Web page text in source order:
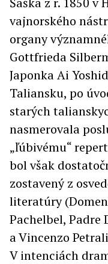
vajnorského
organy
Gottfrieda
Japonka Ai
Taliansku, po
starých
nasmerovala
„ľúbivému“
bol však
zostavený z
literatúry
Pachelbel, Padre
a Vincenzo
V intenciách